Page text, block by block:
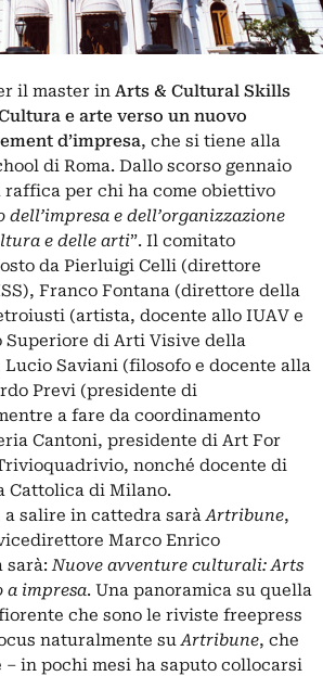
il master in Arts & Cultural Skills
e arte verso un nuovo
d’impresa, che si tiene alla
di Roma. Dallo scorso gennaio
raffica per chi ha come obiettivo
e dell’organizzazione
e delle arti”. Il comitato
da Pierluigi Celli (direttore
Franco Fontana (direttore della
(artista, docente allo IUAV e
Superiore di Arti Visive della
Saviani (filosofo e docente alla
Previ (presidente di
a fare da coordinamento
Cantoni, presidente di Art For
nonché docente di
Cattolica di Milano.
a salire in cattedra saràArtribune,
Marco Enrico
sarà: Nuove avventure culturali: Arts
a impresa. Una panoramica su quella
che sono le riviste freepress
naturalmente suArtribune, che
– in pochi mesi ha saputo collocarsi